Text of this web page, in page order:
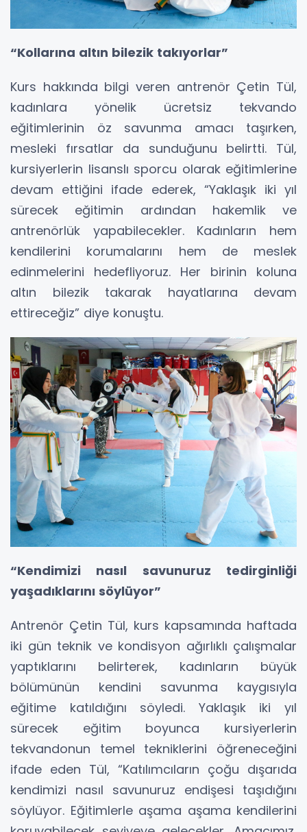
“Kollarına altın bilezik takıyorlar”
Kurs hakkında bilgi veren antrenör Çetin Tül,
kadınlara yönelik ücretsiz tekvando
eğitimlerinin öz savunma amacı taşırken,
mesleki fırsatlar da sunduğunu belirtti. Tül,
kursiyerlerin lisanslı sporcu olarak eğitimlerine
devam ettiğini ifade ederek, “Yaklaşık iki yıl
sürecek eğitimin ardından hakemlik ve
antrenörlük yapabilecekler. Kadınların hem
kendilerini korumalarını hem de meslek
edinmelerini hedefliyoruz. Her birinin koluna
altın bilezik takarak hayatlarına devam
ettireceğiz” diye konuştu.
“Kendimizi nasıl savunuruz tedirginliği
yaşadıklarını söylüyor”
Antrenör Çetin Tül, kurs kapsamında haftada
iki gün teknik ve kondisyon ağırlıklı çalışmalar
yaptıklarını belirterek, kadınların büyük
bölümünün kendini savunma kaygısıyla
eğitime katıldığını söyledi. Yaklaşık iki yıl
sürecek eğitim boyunca kursiyerlerin
tekvandonun temel tekniklerini öğreneceğini
ifade eden Tül, “Katılımcıların çoğu dışarıda
kendimizi nasıl savunuruz endişesi taşıdığını
söylüyor. Eğitimlerle aşama aşama kendilerini